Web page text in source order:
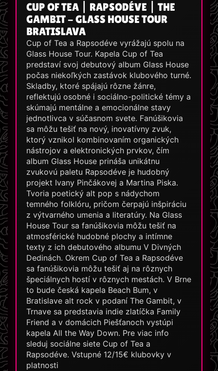
CUP OF TEA | RAPSODÉVE | THE
GAMBIT - GLASS HOUSE TOUR
BRATISLAVA
Cup of Tea a Rapsodéve vyrážajú spolu na
Glass House Tour. Kapela Cup of Tea
predstaví svoj debutový album Glass House
počas niekoľkých zastávok klubového turné.
Skladby, ktoré spájajú rôzne žánre,
reflektujú osobné i sociálno-politické témy a
skúmajú mentálne a emocionálne stavy
jednotlivca v súčasnom svete. Fanúšikovia
sa môžu tešiť na nový, inovatívny zvuk,
ktorý vznikol kombinovaním organických
nástrojov a elektronických prvkov, čím
album Glass House prináša unikátnu
zvukovú paletu Rapsodéve je hudobný
projekt Ivany Pinčákovej a Martina Piska.
Tvoria poetický alt pop s nádychom
temného folklóru, pričom čerpajú inšpiráciu
z výtvarného umenia a literatúry. Na Glass
House Tour sa fanúšikovia môžu tešiť na
atmosférické hudobné plochy a intímne
texty z ich debutového albumu V Divných
Dedinách. Okrem Cup of Tea a Rapsodéve
sa fanúšikovia môžu tešiť aj na rôznych
špeciálnych hostí v rôznych mestách. V Brne
to bude česká kapela Beach Bum, v
Bratislave alt rock v podaní The Gambit, v
Trnave sa predstavia indie zlatíčka Family
Friend a v domácich Piešťanoch vystúpi
kapela All the Way Down. Pre viac info
sleduj sociálne siete Cup of Tea a
Rapsodéve. Vstupné 12/15€ klubovky v
platnosti